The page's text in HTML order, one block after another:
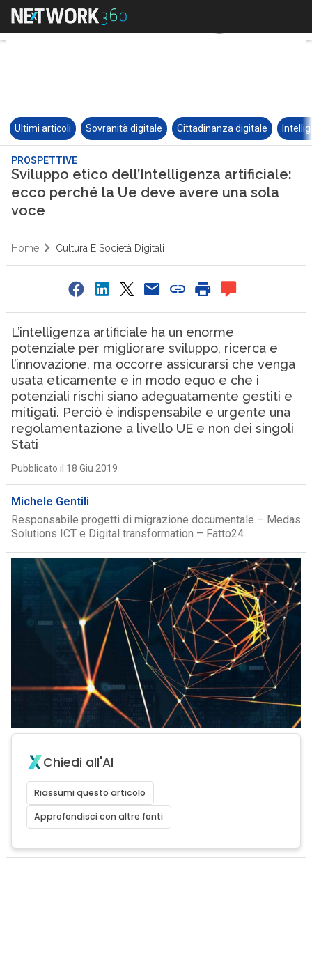
Ultimi articoli Sovranità digitale Cittadinanza digitale
PROSPETTIVE
Sviluppo etico dell’Intelligenza artificiale:
ecco perché la Ue deve avere una sola
voce
Home Cultura E Società Digitali
L’intelligenza artificiale ha un enorme
potenziale per migliorare sviluppo, ricerca e
l’innovazione, ma occorre assicurarsi che venga
usata eticamente e in modo equo e che i
potenziali rischi siano adeguatamente gestiti e
mitigati. Perciò è indispensabile e urgente una
regolamentazione a livello UE e non dei singoli
Stati
Pubblicato il 18 Giu 2019
Michele Gentili
Responsabile progetti di migrazione documentale – Medas
Solutions ICT e Digital transformation – Fatto24
Chiedi all'AI
Riassumi questo articolo
Approfondisci con altre fonti